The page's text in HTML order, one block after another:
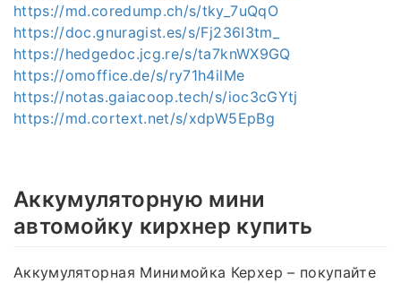
https://md.coredump.ch/s/tky_7uQqO
https://doc.gnuragist.es/s/Fj236I3tm_
https://hedgedoc.jcg.re/s/ta7knWX9GQ
https://omoffice.de/s/ry71h4ilMe
https://notas.gaiacoop.tech/s/ioc3cGYtj
https://md.cortext.net/s/xdpW5EpBg
Аккумуляторную мини
автомойку кирхнер купить
Аккумуляторная Минимойка Керхер – покупайте